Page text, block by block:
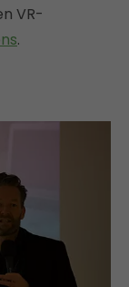
VR-
.